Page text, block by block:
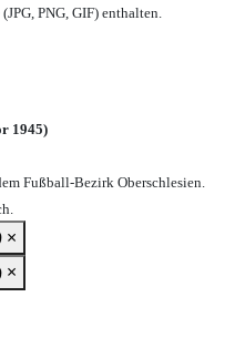
PNG, GIF) enthalten.
1945)
Fußball-Bezirk Oberschlesien.
×
×